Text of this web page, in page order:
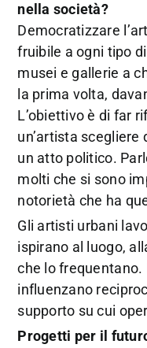
nella società?
Democratizzare
fruibile a ogni tipo
musei e gallerie a
la prima volta,
L’obiettivo è di far
un’artista scegliere
un atto politico.
molti che si sono
notorietà che ha
Gli artisti urbani
ispirano al luogo,
che lo frequentano.
influenzano
supporto su cui
Progetti per il